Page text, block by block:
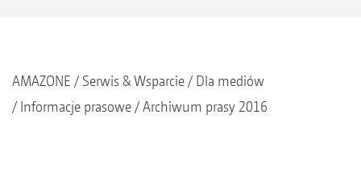
AMAZONE Serwis & Wsparcie
Dla mediów
Informacje prasowe
Archiwum prasy 2016